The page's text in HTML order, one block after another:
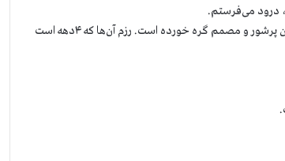
درود می‌فرستم.
در این روز که عید جهانی زنان است، تظاهرات شما با رزم و مقاومت هزاران زن پرشور و مصمم گره خورده است. رزم آن‌ها که ۴دهه است